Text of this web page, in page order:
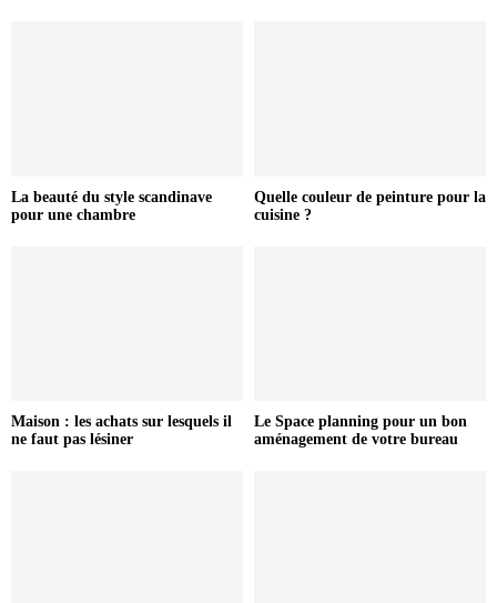
La beauté du style scandinave
pour une chambre
Quelle couleur de peinture pour la
cuisine ?
Maison : les achats sur lesquels il
ne faut pas lésiner
Le Space planning pour un bon
aménagement de votre bureau